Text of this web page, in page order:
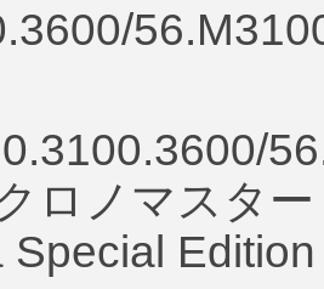
ロノマスタ
Special Edition